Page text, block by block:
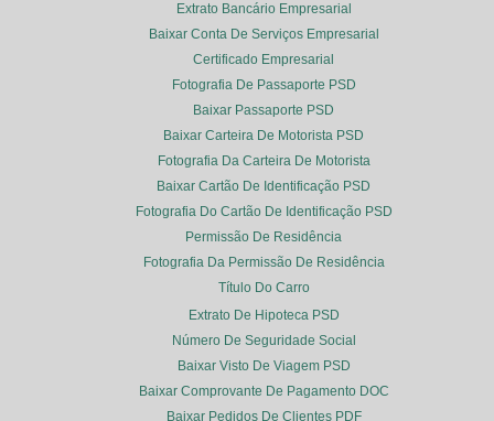
Extrato Bancário Empresarial
Baixar Conta De Serviços Empresarial
Certificado Empresarial
Fotografia De Passaporte PSD
Baixar Passaporte PSD
Baixar Carteira De Motorista PSD
Fotografia Da Carteira De Motorista
Baixar Cartão De Identificação PSD
Fotografia Do Cartão De Identificação PSD
Permissão De Residência
Fotografia Da Permissão De Residência
Título Do Carro
Extrato De Hipoteca PSD
Número De Seguridade Social
Baixar Visto De Viagem PSD
Baixar Comprovante De Pagamento DOC
Baixar Pedidos De Clientes PDF